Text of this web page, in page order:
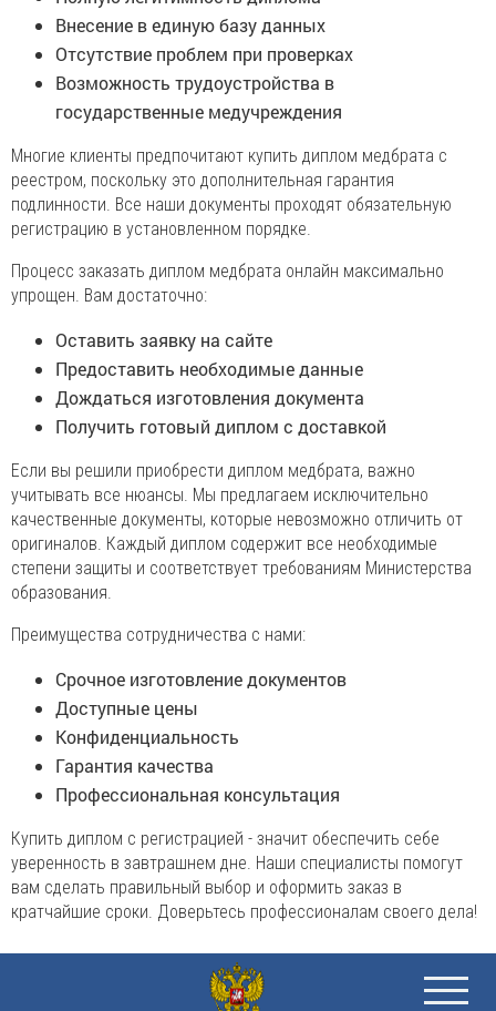
Внесение в единую базу данных
Отсутствие проблем при проверках
Возможность трудоустройства в
государственные медучреждения
Многие клиенты предпочитают купить диплом медбрата с
реестром, поскольку это дополнительная гарантия
подлинности. Все наши документы проходят обязательную
регистрацию в установленном порядке.
Процесс заказать диплом медбрата онлайн максимально
упрощен. Вам достаточно:
Оставить заявку на сайте
Предоставить необходимые данные
Дождаться изготовления документа
Получить готовый диплом с доставкой
Если вы решили приобрести диплом медбрата, важно
учитывать все нюансы. Мы предлагаем исключительно
качественные документы, которые невозможно отличить от
оригиналов. Каждый диплом содержит все необходимые
степени защиты и соответствует требованиям Министерства
образования.
Преимущества сотрудничества с нами:
Срочное изготовление документов
Доступные цены
Конфиденциальность
Гарантия качества
Профессиональная консультация
Купить диплом с регистрацией - значит обеспечить себе
уверенность в завтрашнем дне. Наши специалисты помогут
вам сделать правильный выбор и оформить заказ в
кратчайшие сроки. Доверьтесь профессионалам своего дела!